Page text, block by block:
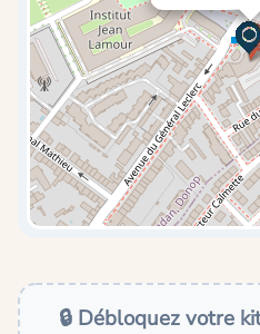
🔒 Débloquez votre